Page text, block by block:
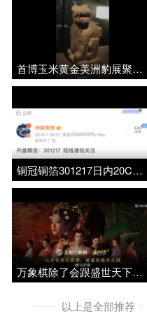
首博玉米黄金美洲豹展聚焦玛雅真品
铜冠铜箔301217日内20CM涨停，恭喜上车的朋友
万象棋除了会跟盛世天下联动，还有线条小狗、露比、博物馆联名和阅文集团!
以上是全部推荐